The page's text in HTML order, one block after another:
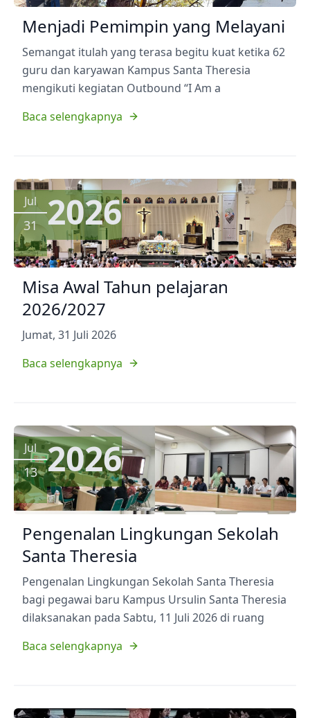
Menjadi Pemimpin yang Melayani
Semangat itulah yang terasa begitu kuat ketika 62
guru dan karyawan Kampus Santa Theresia
mengikuti kegiatan Outbound “I Am a
Baca selengkapnya
Jul
31 2026
Misa Awal Tahun pelajaran
2026/2027
Jumat, 31 Juli 2026
Baca selengkapnya
Jul
13 2026
Pengenalan Lingkungan Sekolah
Santa Theresia
Pengenalan Lingkungan Sekolah Santa Theresia
bagi pegawai baru Kampus Ursulin Santa Theresia
dilaksanakan pada Sabtu, 11 Juli 2026 di ruang
Baca selengkapnya